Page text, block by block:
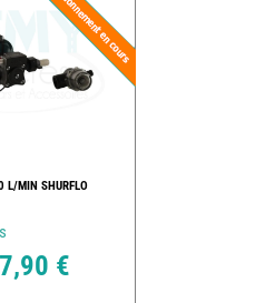
L/MIN SHURFLO
€